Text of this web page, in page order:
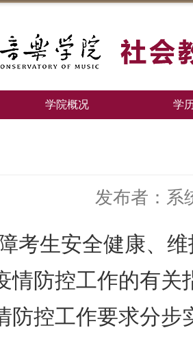
学院概况 学
发布者：系
生安全健康、维
情防控工作的有关
防控工作要求分步